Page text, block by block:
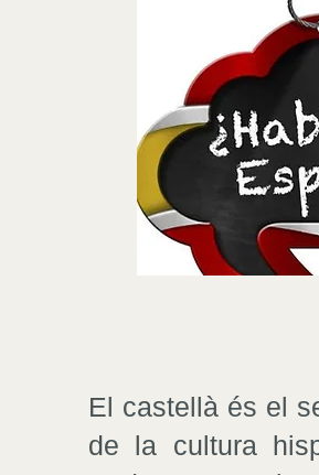
El castellà és el
de la cultura